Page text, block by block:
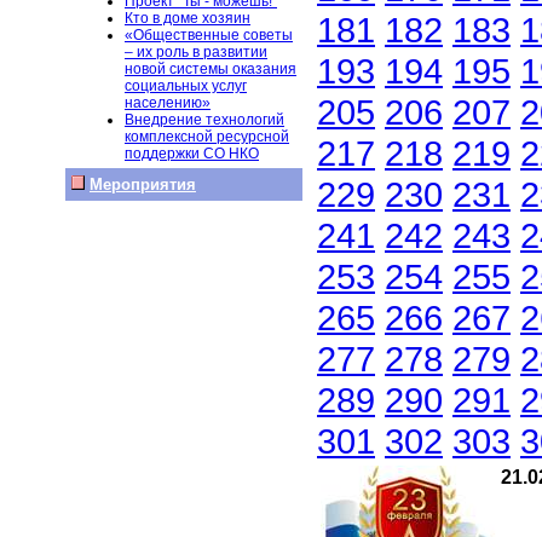
Кто в доме хозяин
«Общественные советы
– их роль в развитии
новой системы оказания
социальных услуг
населению»
Внедрение технологий
комплексной ресурсной
поддержки СО НКО
Мероприятия
181 182 183
193 194 195
205 206 207
217 218 219
229 230 231
241 242 243
253 254 255
265 266 267
277 278 279
289 290 291
301 302 303